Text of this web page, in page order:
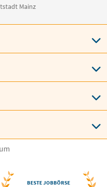
Mainz
BESTE JOBBÖRSE